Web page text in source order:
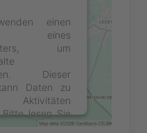
einen
eines
um
Dieser
Daten zu
Bitte lesen Sie
durch und